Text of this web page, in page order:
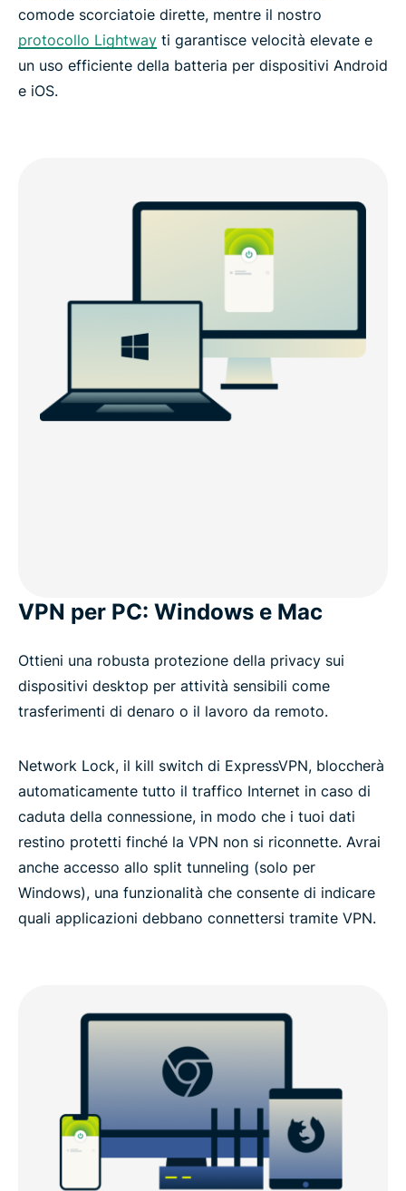
comode scorciatoie dirette, mentre il nostro
protocollo Lightway ti garantisce velocità elevate e
un uso efficiente della batteria per dispositivi Android
e iOS.
VPN per PC: Windows e Mac
Ottieni una robusta protezione della privacy sui
dispositivi desktop per attività sensibili come
trasferimenti di denaro o il lavoro da remoto.
Network Lock, il kill switch di ExpressVPN, bloccherà
automaticamente tutto il traffico Internet in caso di
caduta della connessione, in modo che i tuoi dati
restino protetti finché la VPN non si riconnette. Avrai
anche accesso allo split tunneling (solo per
Windows), una funzionalità che consente di indicare
quali applicazioni debbano connettersi tramite VPN.